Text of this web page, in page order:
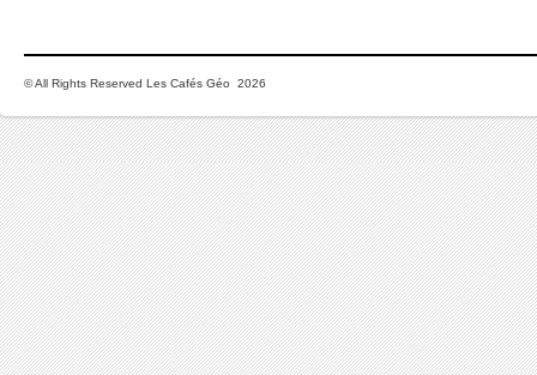
© All Rights Reserved Les Cafés Géo 2026